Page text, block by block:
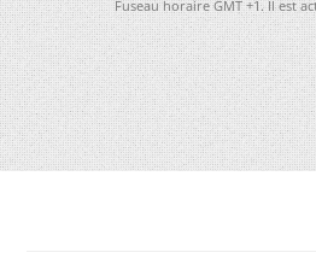
Fuseau horaire GMT +1. Il est